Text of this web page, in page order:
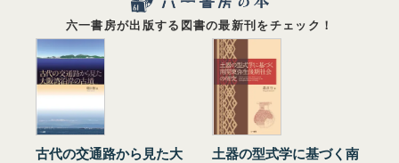
六一書房が出版する図書の最新刊をチェック！
古代の交通路から見た大
土器の型式学に基づく南